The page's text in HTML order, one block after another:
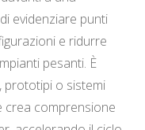
evidenziare punti
e ridurre
pesanti. È
prototipi o sistemi
crea comprensione